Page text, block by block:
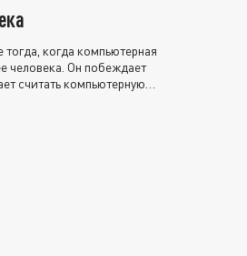
когда компьютерная
человека. Он побеждает
считать компьютерную